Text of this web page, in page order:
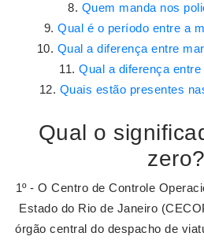
Quem manda nos
Qual é o período entre a
Qual a diferença entre
Qual a diferença
Quais estão presentes
Qual o
zero?
1º - O Centro de Controle
Estado do Rio de Janeiro
órgão central do despacho de